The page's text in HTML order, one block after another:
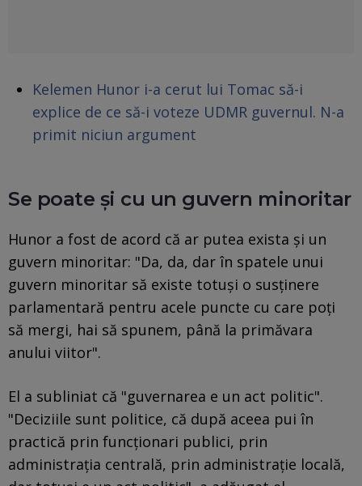
Kelemen Hunor i-a cerut lui Tomac să-i
explice de ce să-i voteze UDMR guvernul. N-a
primit niciun argument
Se poate și cu un guvern minoritar
Hunor a fost de acord că ar putea exista și un
guvern minoritar: "Da, da, dar în spatele unui
guvern minoritar să existe totuși o susținere
parlamentară pentru acele puncte cu care poți
să mergi, hai să spunem, până la primăvara
anului viitor".
El a subliniat că "guvernarea e un act politic".
"Deciziile sunt politice, că după aceea pui în
practică prin funcționari publici, prin
administrația centrală, prin administrație locală,